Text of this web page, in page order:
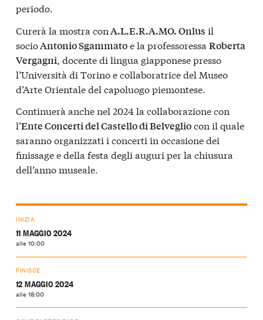
periodo.
Curerà la mostra conA.L.E.R.A.MO. Onlus il
socioAntonio Sgammatoe la professoressa Roberta
Vergagni , docente di lingua giapponese presso
l’Università di Torino e collaboratrice del Museo
d’Arte Orientale del capoluogo piemontese.
Continuerà anche nel 2024 la collaborazione con
l’Ente Concerti del Castello di Belvegliocon il quale
saranno organizzati i concerti in occasione dei
finissage e della festa degli auguri per la chiusura
dell’anno museale.
INIZIA
11 MAGGIO 2024
alle 10:00
FINISCE
12 MAGGIO 2024
alle 18:00